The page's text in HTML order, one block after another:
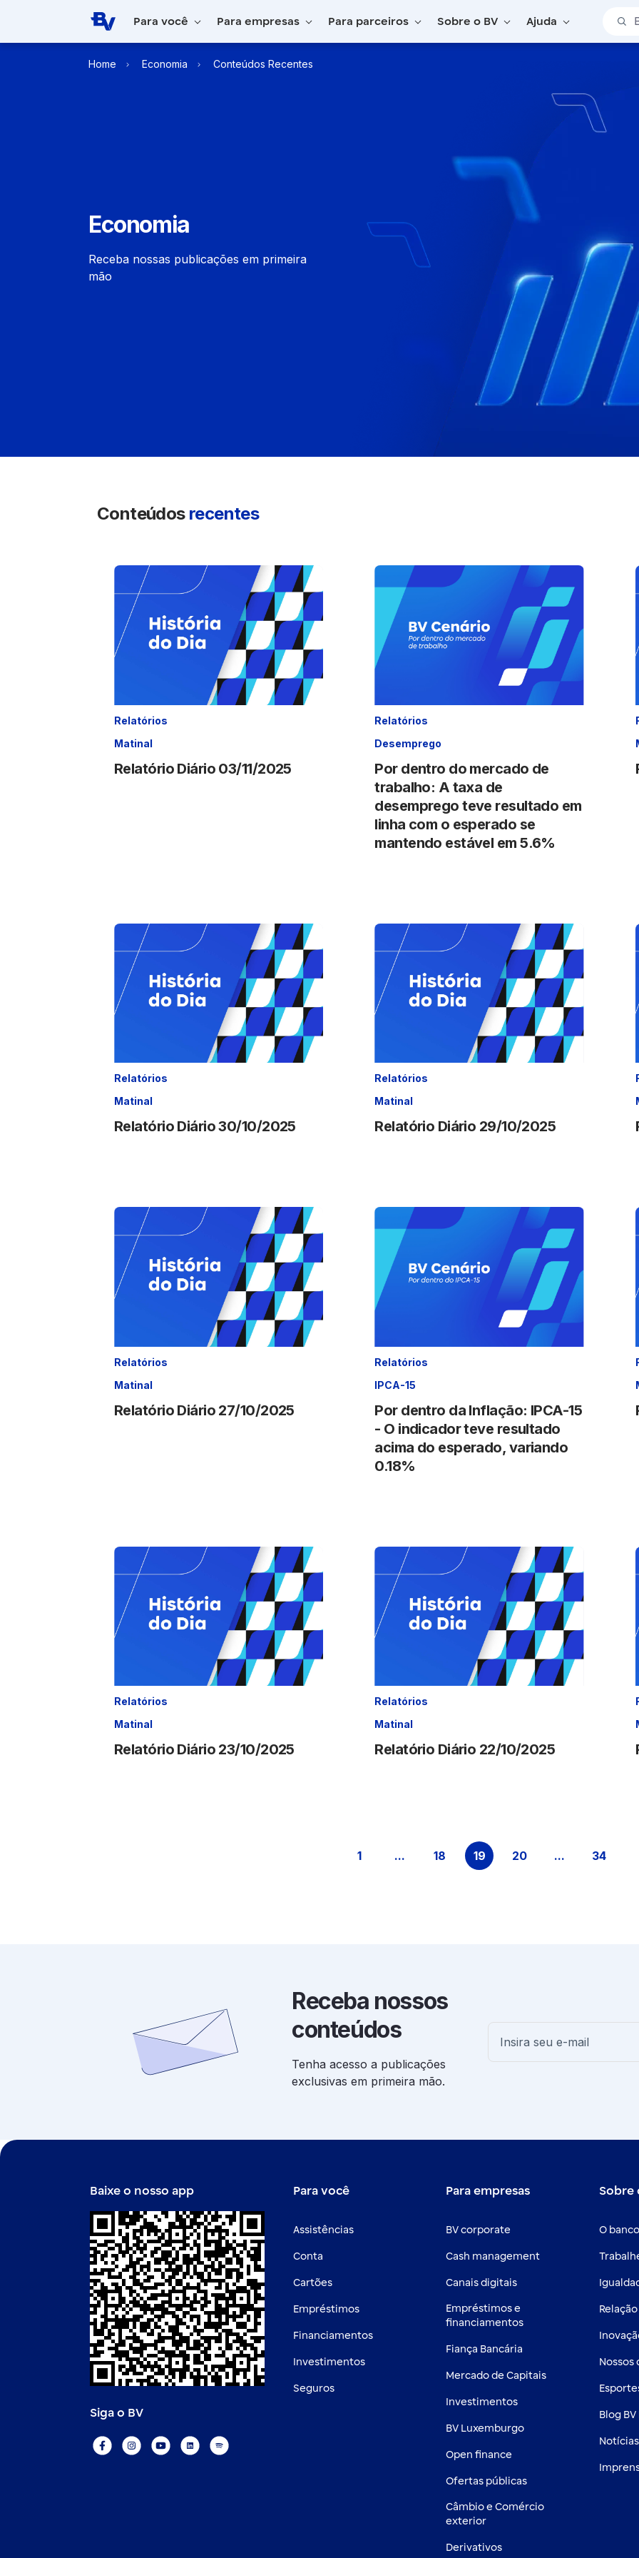
Pular para o Conteúdo principal
Para você Para empresas Para parceiros Sobre o BV Ajuda
Barra
Home Economia Conteúdos Recentes
Economia
Receba nossas publicações em primeira
mão
Conteúdos recentes
Relatórios
Matinal
Relatório Diário 03/11/2025
Relatórios
Desemprego
Por dentro do mercado de
trabalho: A taxa de
desemprego teve resultado em
linha com o esperado se
mantendo estável em 5.6%
Relatórios
Matinal
Relatório Diário 30/10/2025
Relatórios
Matinal
Relatório Diário 29/10/2025
Relatórios
Matinal
Relatório Diário 27/10/2025
Relatórios
IPCA-15
Por dentro da Inflação: IPCA-15
- O indicador teve resultado
acima do esperado, variando
0.18%
Relatórios
Matinal
Relatório Diário 23/10/2025
Relatórios
Matinal
Relatório Diário 22/10/2025
Página
1 ...Páginas intermediárias Usar ABA para
Página
18 Página
19 Página
20 ...PáginasPágina
34
Receba nossos
conteúdos
Tenha acesso a publicações
exclusivas em primeira mão.
Baixe o nosso app
Siga o BV
Para você
Assistências
Conta
Cartões
Empréstimos
Financiamentos
Investimentos
Seguros
Para empresas
BV corporate
Cash management
Canais digitais
Empréstimos e
financiamentos
Fiança Bancária
Mercado de Capitais
Investimentos
BV Luxemburgo
Open finance
Ofertas públicas
Câmbio e Comércio
exterior
Derivativos
Sobre
O
Nossos
Blog